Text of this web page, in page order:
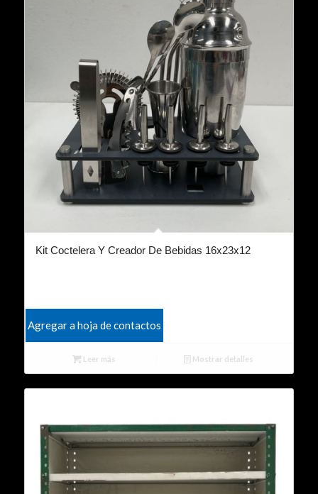
Kit Coctelera Y Creador De Bebidas 16x23x12
Agregar a hoja de contactos
Leer más Mostrar detalles